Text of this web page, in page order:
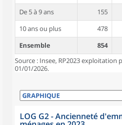
De 5 à 9 ans
155
10 ans ou plus
478
Ensemble
854
Source : Insee, RP2023 exploitation
01/01/2026.
LOG G2 - Ancienneté